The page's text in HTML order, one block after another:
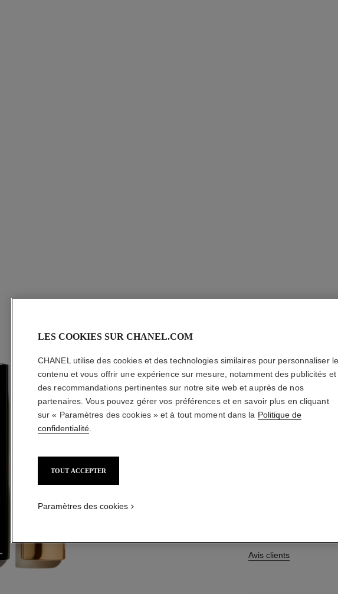
ROUGE
Le Rouge Haute
En savoir plus
Réf. 163812
79,00 $ CAD
Avis clients
LES COOKIES SUR CHANEL.COM
CHANEL utilise des cookies et des technologies similaires pour personnaliser le
contenu et vous offrir une expérience sur mesure, notamment des publicités et
des recommandations pertinentes sur notre site web et auprès de nos
partenaires. Vous pouvez gérer vos préférences et en savoir plus en cliquant
sur « Paramètres des cookies » et à tout moment dans la Politique de
confidentialité
TOUT ACCEPTER
Paramètres des cookies